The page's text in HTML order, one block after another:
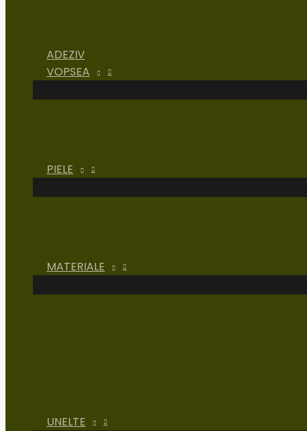
ADEZIV
VOPSEA
PIELE
MATERIALE
UNELTE